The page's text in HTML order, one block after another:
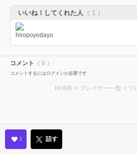
いいね！してくれた人 （ 1 ）
コメント （ 0 ）
コメントするにはログインが必要です
HOME > プレイヤー一覧 > プ
1 話す